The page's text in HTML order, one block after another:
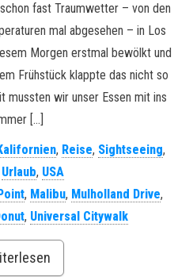
fast Traumwetter – von den
mal abgesehen – in Los
Morgen erstmal bewölkt und
Frühstück klappte das nicht so
mussten wir unser Essen mit ins
[…]
, Reise, Sightseeing,
Urlaub, USA
, Malibu, Mulholland Drive,
, Universal Citywalk